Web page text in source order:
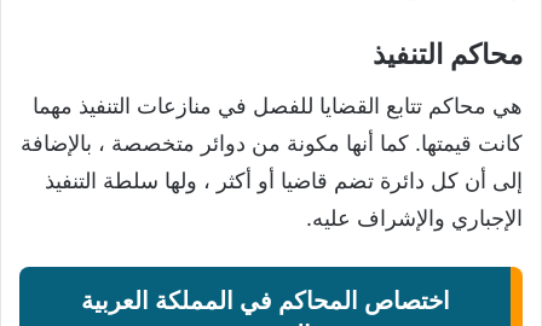
محاكم التنفيذ
هي محاكم تتابع القضايا للفصل في منازعات التنفيذ مهما
كانت قيمتها. كما أنها مكونة من دوائر متخصصة ، بالإضافة
إلى أن كل دائرة تضم قاضيا أو أكثر ، ولها سلطة التنفيذ
الإجباري والإشراف عليه.
اختصاص المحاكم في المملكة العربية